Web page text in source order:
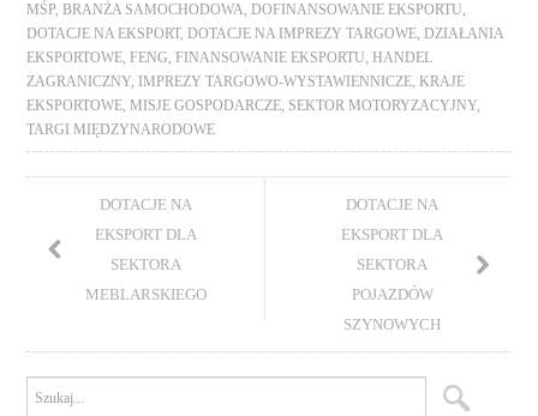
MŚP ,BRANŻA SAMOCHODOWA ,DOFINANSOWANIE EKSPORTU
DOTACJE NA EKSPORT,DOTACJE NA IMPREZY TARGOWE ,DZIAŁANIA
EKSPORTOWE ,FENG ,FINANSOWANIE EKSPORTU ,HANDEL
ZAGRANICZNY
IMPREZY TARGOWO-WYSTAWIENNICZE ,KRAJE
EKSPORTOWE ,MISJE GOSPODARCZE SEKTOR MOTORYZACYJNY
TARGI MIĘDZYNARODOWE
DOTACJE NA
EKSPORT DLA
SEKTORA
MEBLARSKIEGO
DOTACJE NA
EKSPORT DLA
SEKTORA
POJAZDÓW
SZYNOWYCH